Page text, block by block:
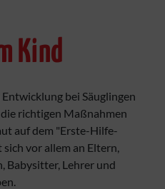
Kind
bei Säuglingen
richtigen Maßnahmen
auf dem "Erste-Hilfe-
vor allem an Eltern,
Babysitter, Lehrer und